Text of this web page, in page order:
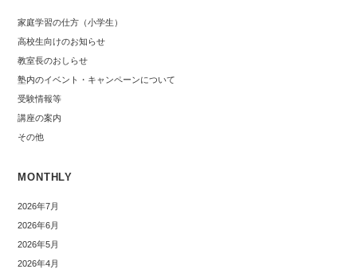
家庭学習の仕方（小学生）
高校生向けのお知らせ
教室長のおしらせ
塾内のイベント・キャンペーンについて
受験情報等
講座の案内
その他
MONTHLY
2026年7月
2026年6月
2026年5月
2026年4月